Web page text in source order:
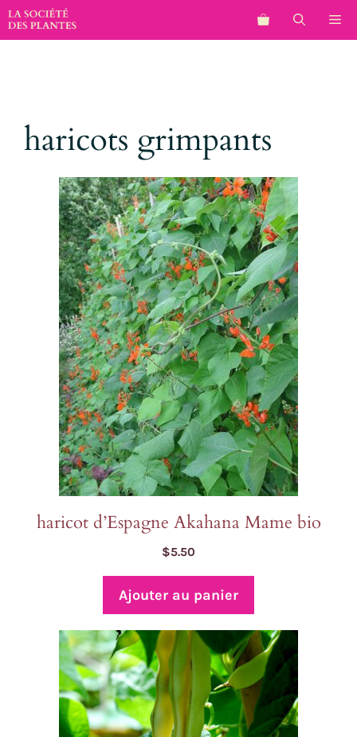
Aller
au
haricots grimpants
haricot d’Espagne Akahana Mame bio
$5.50
Ajouter au panier